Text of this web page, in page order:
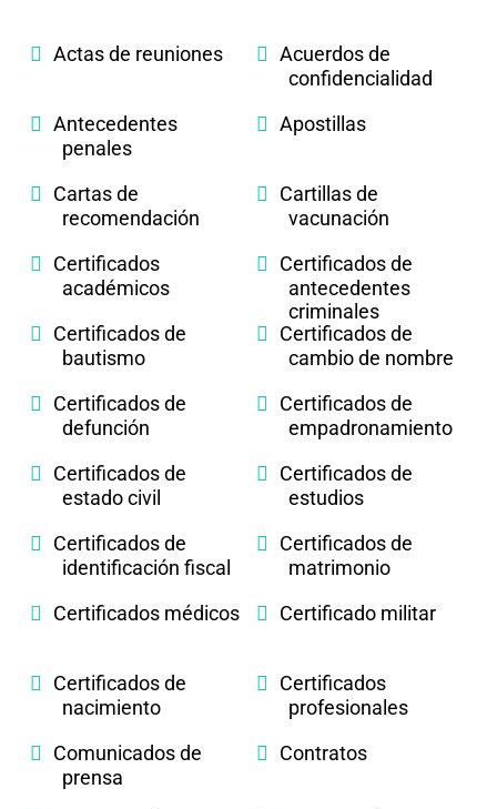
Actas de reuniones
Acuerdos de
confidencialidad
Antecedentes
penales
Apostillas
Cartas de
recomendación
Cartillas de
vacunación
Certificados
académicos
Certificados de
antecedentes
criminales
Certificados de
bautismo
Certificados de
cambio de nombre
Certificados de
defunción
Certificados de
empadronamiento
Certificados de
estado civil
Certificados de
estudios
Certificados de
identificación fiscal
Certificados de
matrimonio
Certificados médicos
Certificado militar
Certificados de
nacimiento
Certificados
profesionales
Comunicados de
prensa
Contratos